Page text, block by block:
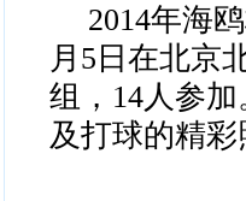
2014年海
月 5日在北京
组， 14人参
及打球的精